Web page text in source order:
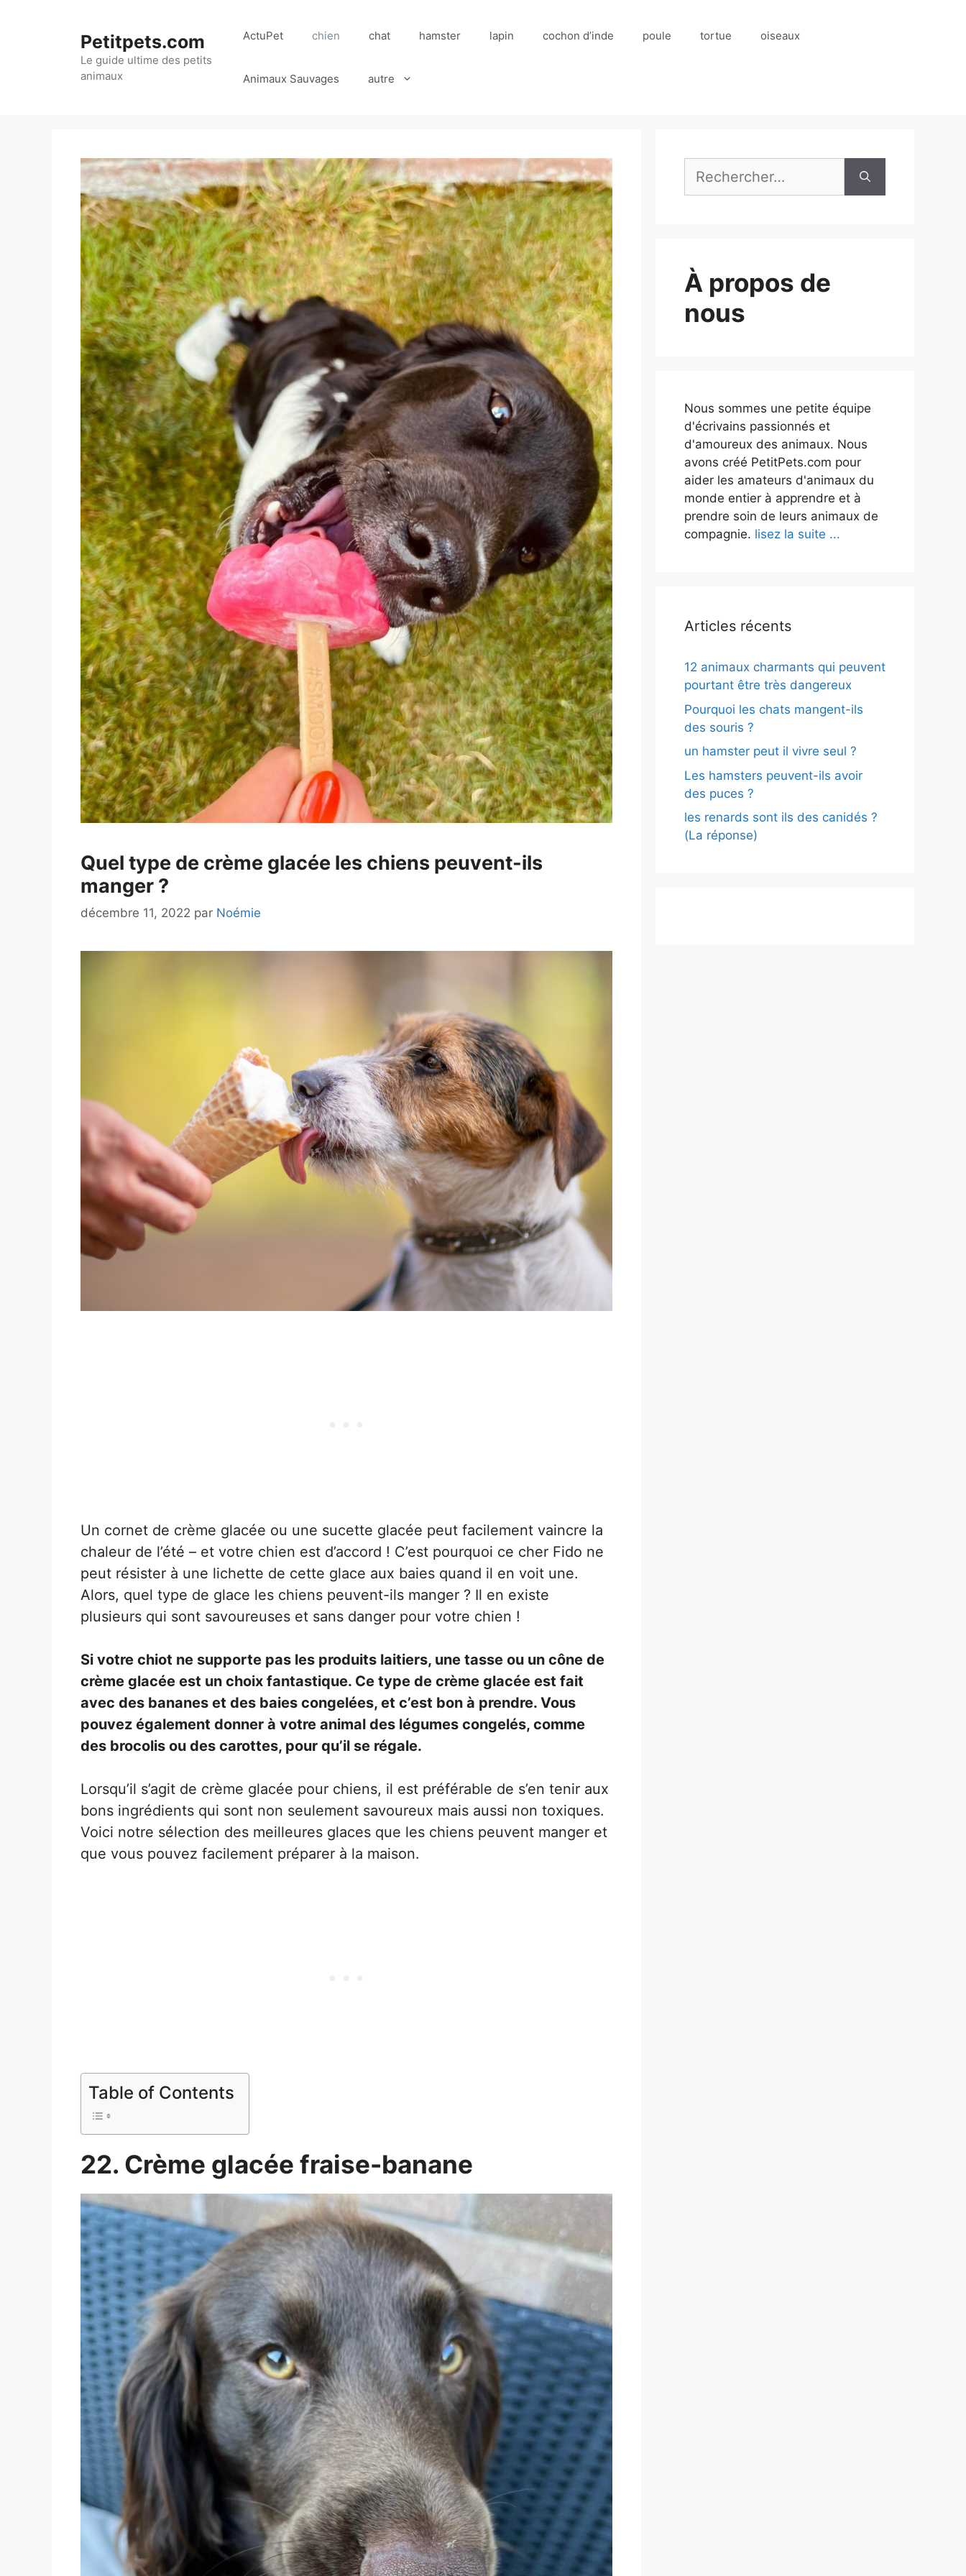
Petitpets.com
Le guide ultime des petits
animaux
ActuPet chien chat hamster lapin cochon d’inde poule tortue oiseaux
Animaux Sauvages autre
Quel type de crème glacée les chiens peuvent-ils
manger ?
décembre 11, 2022 par Noémie
Un cornet de crème glacée ou une sucette glacée peut facilement vaincre la
chaleur de l’été – et votre chien est d’accord ! C’est pourquoi ce cher Fido ne
peut résister à une lichette de cette glace aux baies quand il en voit une.
Alors, quel type de glace les chiens peuvent-ils manger ? Il en existe
plusieurs qui sont savoureuses et sans danger pour votre chien !
Si votre chiot ne supporte pas les produits laitiers, une tasse ou un cône de
crème glacée est un choix fantastique. Ce type de crème glacée est fait
avec des bananes et des baies congelées, et c’est bon à prendre. Vous
pouvez également donner à votre animal des légumes congelés, comme
des brocolis ou des carottes, pour qu’il se régale.
Lorsqu’il s’agit de crème glacée pour chiens, il est préférable de s’en tenir aux
bons ingrédients qui sont non seulement savoureux mais aussi non toxiques.
Voici notre sélection des meilleures glaces que les chiens peuvent manger et
que vous pouvez facilement préparer à la maison.
Table of Contents
22. Crème glacée fraise-banane
À propos de
nous
Nous sommes une petite équipe
d'écrivains passionnés et
d'amoureux des animaux. Nous
avons créé PetitPets.com pour
aider les amateurs d'animaux du
monde entier à apprendre et à
prendre soin de leurs animaux de
compagnie. lisez la suite ...
Articles récents
12 animaux charmants qui peuvent
pourtant être très dangereux
Pourquoi les chats mangent-ils
des souris ?
un hamster peut il vivre seul ?
Les hamsters peuvent-ils avoir
des puces ?
les renards sont ils des canidés ?
(La réponse)